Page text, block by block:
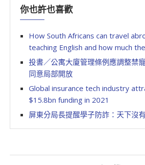
你也許也喜歡
How South Africans can travel
teaching English and how much
投書／公寓大廈管理條例應調整禁
同意局部開放
Global insurance tech industry
$15.8bn funding in 2021
屏東分局長提醒學子防詐：天下沒